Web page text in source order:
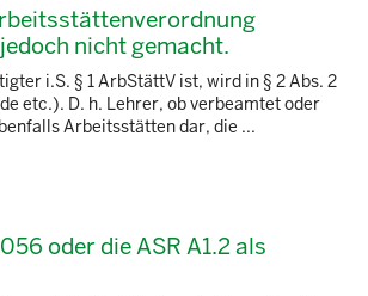
nicht gemacht.
i.S. § 1 ArbStättV ist, wird in § 2 Abs. 2
etc.). D. h. Lehrer, ob verbeamtet oder
Arbeitsstätten dar, die ...
oder die ASR A1.2 als